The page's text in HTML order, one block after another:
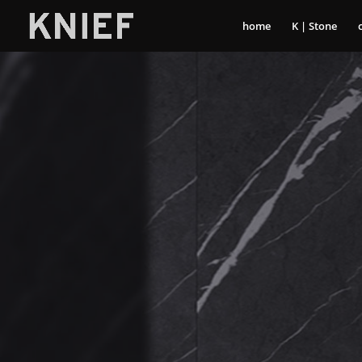
home K | Stone